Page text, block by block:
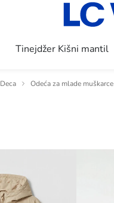
Tinejdžer Kišni mantil
Deca Odeća za mlade muškarce